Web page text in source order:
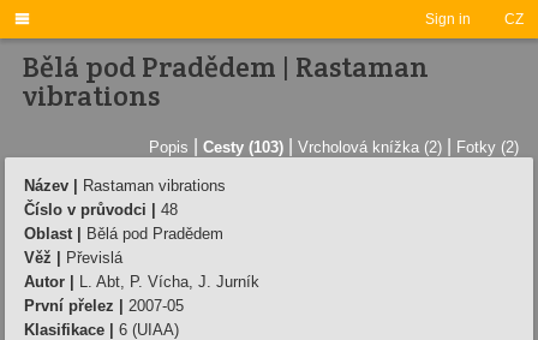
Sign in CZ

Bělá pod Pradědem | Rastaman
vibrations
Popis Cesty (103) Vrcholová knížka (2) Fotky (2)
Název |
Rastaman vibrations
Číslo v průvodci |
48
Oblast |
Bělá pod Pradědem
Věž |
Převislá
Autor |
L. Abt, P. Ví­cha, J. Jurní­k
První přelez |
2007-05
Klasifikace |
6 (UIAA)